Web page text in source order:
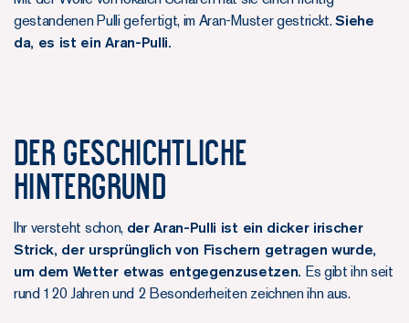
gestandenen Pulli gefertigt, im Aran-Muster gestrickt.Siehe
da, es ist ein Aran-Pulli.
Der geschichtliche
Hintergrund
Ihr versteht schon, der Aran-Pulli ist ein dicker irischer
Strick, der ursprünglich von Fischern getragen wurde,
um dem Wetter etwas entgegenzusetzen. Es gibt ihn seit
rund 120 Jahren und 2 Besonderheiten zeichnen ihn aus.